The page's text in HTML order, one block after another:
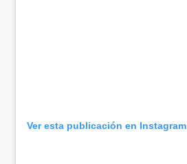
Ver esta publicación en Instagram